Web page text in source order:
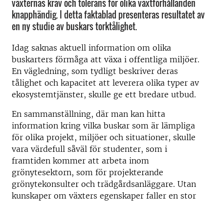
växternas krav och tolerans för olika växtförhållanden
knapphändig. I detta faktablad presenteras resultatet av
en ny studie av buskars torktålighet.
Idag saknas aktuell information om olika
buskarters förmåga att växa i offentliga miljöer.
En vägledning, som tydligt beskriver deras
tålighet och kapacitet att leverera olika typer av
ekosystemtjänster, skulle ge ett bredare utbud.
En sammanställning, där man kan hitta
information kring vilka buskar som är lämpliga
för olika projekt, miljöer och situationer, skulle
vara värdefull såväl för studenter, som i
framtiden kommer att arbeta inom
grönytesektorn, som för projekterande
grönytekonsulter och trädgårdsanläggare. Utan
kunskaper om växters egenskaper faller en stor